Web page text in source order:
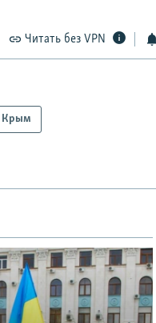
Читать без VPN
Крым